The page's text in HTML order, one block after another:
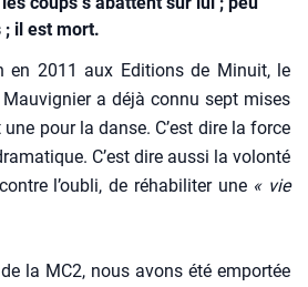
; il est mort.
en 2011 aux Edi­tions de Minuit, le
a déjà connu sept mises
pour la danse. C’est dire la force
C’est dire aus­si la volon­té
l’oubli, de réha­bi­li­ter une « vie
la MC2, nous avons été empor­tée